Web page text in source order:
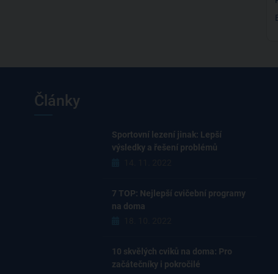
Články
Sportovní lezení jinak: Lepší
výsledky a řešení problémů
7 TOP: Nejlepší cvičební programy
na doma
10 skvělých cviků na doma: Pro
začátečníky i pokročilé